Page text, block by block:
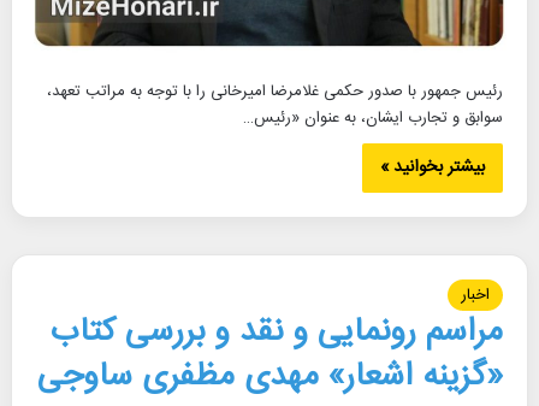
رئیس جمهور با صدور حکمی غلامرضا امیرخانی را با توجه به مراتب تعهد،
سوابق و تجارب ایشان، به عنوان «رئیس…
بیشتر بخوانید »
اخبار
مراسم رونمایی و نقد و بررسی کتاب
«گزینه اشعار» مهدی مظفری ساوجی